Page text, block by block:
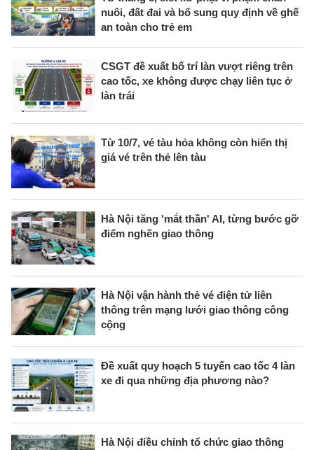
nuôi, đất đai và bổ sung quy định về ghế
an toàn cho trẻ em
CSGT đề xuất bố trí làn vượt riêng trên
cao tốc, xe không được chạy liên tục ở
làn trái
Từ 10/7, vé tàu hỏa không còn hiển thị
giá vé trên thẻ lên tàu
Hà Nội tăng 'mắt thần' AI, từng bước gỡ
điểm nghẽn giao thông
Hà Nội vận hành thẻ vé điện tử liên
thông trên mạng lưới giao thông công
cộng
Đề xuất quy hoạch 5 tuyến cao tốc 4 làn
xe đi qua những địa phương nào?
Hà Nội điều chỉnh tổ chức giao thông